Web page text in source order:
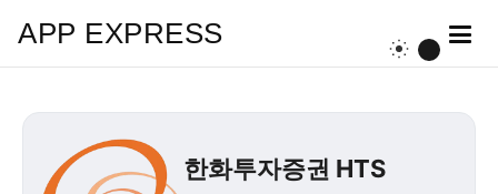
APP EXPRESS
한화투자증권 HTS